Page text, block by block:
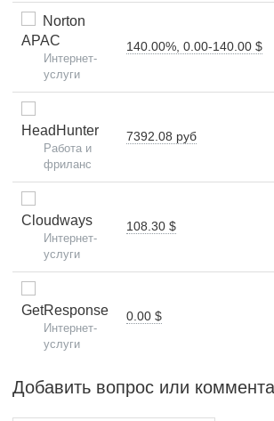
Norton
APAC
Интернет-
услуги
140.00%, 0.00-140.00 $
HeadHunter
Работа и
фриланс
7392.08 руб
Cloudways
Интернет-
услуги
108.30 $
GetResponse
Интернет-
услуги
0.00 $
Добавить вопрос или